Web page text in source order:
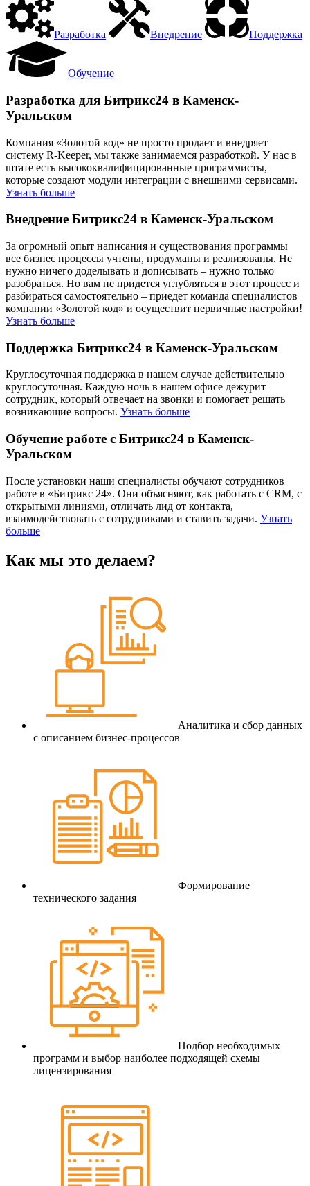
Разработка Внедрение Поддержка
Обучение
Разработка для Битрикс24 в Каменск-
Уральском
Компания «Золотой код» не просто продает и внедряет
систему R-Keeper, мы также занимаемся разработкой. У нас в
штате есть высококвалифицированные программисты,
которые создают модули интеграции с внешними сервисами.
Узнать больше
Внедрение Битрикс24 в Каменск-Уральском
За огромный опыт написания и существования программы
все бизнес процессы учтены, продуманы и реализованы. Не
нужно ничего доделывать и дописывать – нужно только
разобраться. Но вам не придется углубляться в этот процесс и
разбираться самостоятельно – приедет команда специалистов
компании «Золотой код» и осуществит первичные настройки!
Узнать больше
Поддержка Битрикс24 в Каменск-Уральском
Круглосуточная поддержка в нашем случае действительно
круглосуточная. Каждую ночь в нашем офисе дежурит
сотрудник, который отвечает на звонки и помогает решать
возникающие вопросы. Узнать больше
Обучение работе с Битрикс24 в Каменск-
Уральском
После установки наши специалисты обучают сотрудников
работе в «Битрикс 24». Они объясняют, как работать с CRM, с
открытыми линиями, отличать лид от контакта,
взаимодействовать с сотрудниками и ставить задачи. Узнать
больше
Как мы это делаем?
Аналитика и сбор данных
с описанием бизнес-процессов
Формирование
технического задания
Подбор необходимых
программ и выбор наиболее подходящей схемы
лицензирования